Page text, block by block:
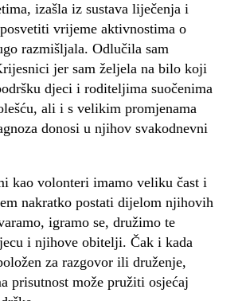
izašla iz sustava liječenja i
vrijeme aktivnostima o
razmišljala. Odlučila sam
jer sam željela na bilo koji
djeci i roditeljima suočenima
ali i s velikim promjenama
donosi u njihov svakodnevni
kao volonteri imamo veliku čast i
nakratko postati dijelom njihovih
igramo se, družimo te
i njihove obitelji. Čak i kada
za razgovor ili druženje,
prisutnost može pružiti osjećaj